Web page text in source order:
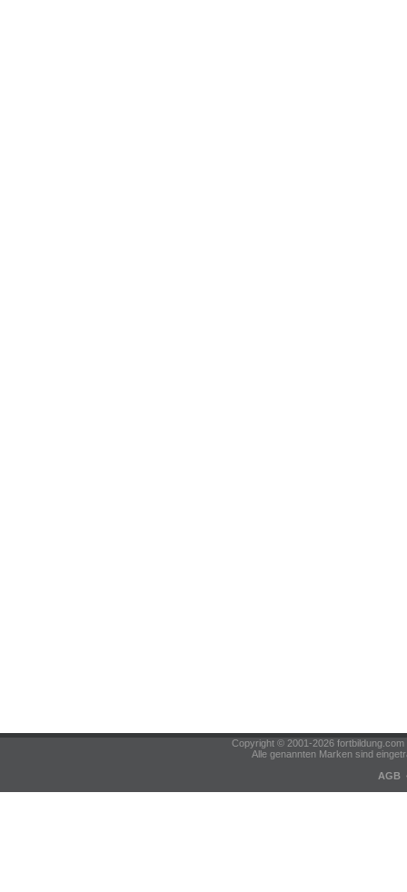
Copyright © 2001-2026
Alle genannten Marken sind
AGB